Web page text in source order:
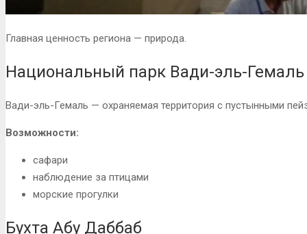
Главная ценность региона — природа.
Национальный парк Вади-эль-Гемаль
Вади-эль-Гемаль — охраняемая территория с пустынными
Возможности:
сафари
наблюдение за птицами
морские прогулки
Бухта Абу Даббаб